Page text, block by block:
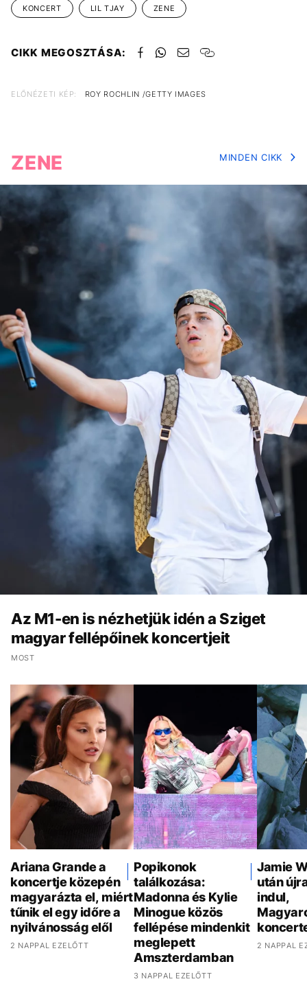
KONCERT LIL TJAY ZENE
CIKK MEGOSZTÁSA:
ELŐNÉZETI KÉP: ROY ROCHLIN /GETTY IMAGES
ZENE MINDEN CIKK
Az M1-en is nézhetjük idén a Sziget
magyar fellépőinek koncertjeit
MOST
Ariana Grande a
koncertje közepén
magyarázta el, miért
tűnik el egy időre a
nyilvánosság elől
2 NAPPAL EZELŐTT
Popikonok
találkozása:
Madonna és Kylie
Minogue közös
fellépése mindenkit
meglepett
Amszterdamban
3 NAPPAL EZELŐTT
Jamie
után
indul,
2 NAPPAL